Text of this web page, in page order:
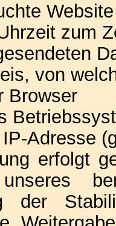
Website
zum
von
Browser
Adresse
erfolgt
der